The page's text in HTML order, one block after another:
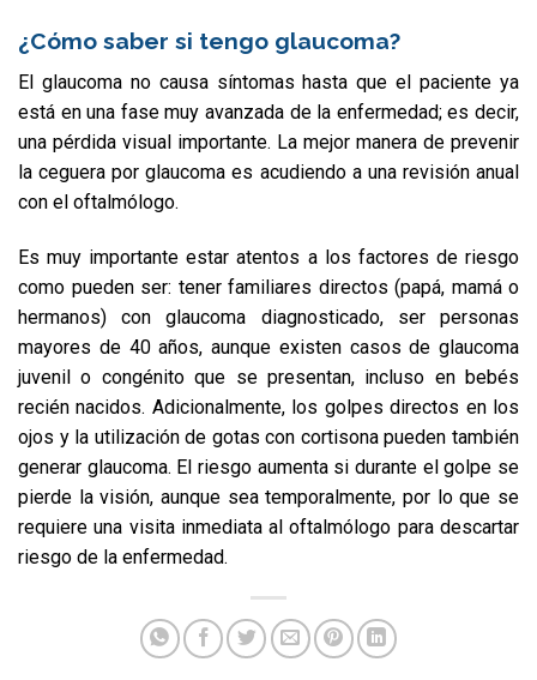
¿Cómo saber si tengo glaucoma?
El glaucoma no causa síntomas hasta que el paciente ya
está en una fase muy avanzada de la enfermedad; es decir,
una pérdida visual importante. La mejor manera de prevenir
la ceguera por glaucoma es acudiendo a una revisión anual
con el oftalmólogo.
Es muy importante estar atentos a los factores de riesgo
como pueden ser: tener familiares directos (papá, mamá o
hermanos) con glaucoma diagnosticado, ser personas
mayores de 40 años, aunque existen casos de glaucoma
juvenil o congénito que se presentan, incluso en bebés
recién nacidos. Adicionalmente, los golpes directos en los
ojos y la utilización de gotas con cortisona pueden también
generar glaucoma. El riesgo aumenta si durante el golpe se
pierde la visión, aunque sea temporalmente, por lo que se
requiere una visita inmediata al oftalmólogo para descartar
riesgo de la enfermedad.